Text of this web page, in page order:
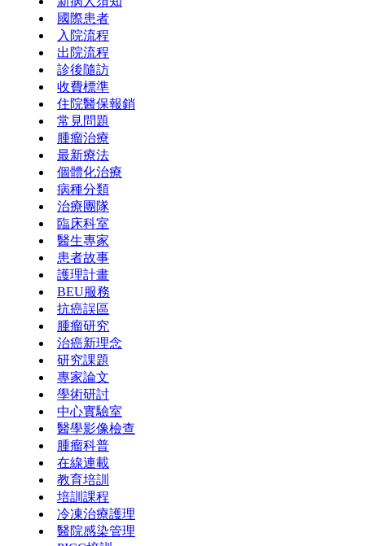
國際患者
入院流程
出院流程
診後隨訪
收費標準
住院醫保報銷
常見問題
腫瘤治療
最新療法
個體化治療
病種分類
治療團隊
臨床科室
醫生專家
患者故事
護理計畫
BEU服務
抗癌誤區
腫瘤研究
治癌新理念
研究課題
專家論文
學術研討
中心實驗室
醫學影像檢查
腫瘤科普
在線連載
教育培訓
培訓課程
冷凍治療護理
醫院感染管理